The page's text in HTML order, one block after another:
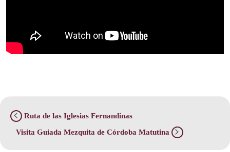
Ruta de las Iglesias Fernandinas
Visita Guiada Mezquita de Córdoba Matutina